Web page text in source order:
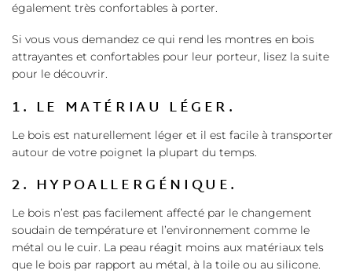
également très confortables à porter.
Si vous vous demandez ce qui rend les montres en bois
attrayantes et confortables pour leur porteur, lisez la suite
pour le découvrir.
1. LE MATÉRIAU LÉGER.
Le bois est naturellement léger et il est facile à transporter
autour de votre poignet la plupart du temps.
2. HYPOALLERGÉNIQUE.
Le bois n’est pas facilement affecté par le changement
soudain de température et l’environnement comme le
métal ou le cuir. La peau réagit moins aux matériaux tels
que le bois par rapport au métal, à la toile ou au silicone.